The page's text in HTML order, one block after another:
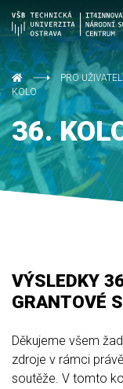
PRO
KOLO
36.
VÝSLEDKY
GRANTOVÉ
Děkujeme všem
zdroje v rámci
soutěže. V tomto